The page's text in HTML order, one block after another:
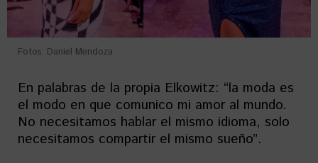
Fotos: Daniel Mendoza.
En palabras de la propia Elkowitz: “la moda es
el modo en que comunico mi amor al mundo.
No necesitamos hablar el mismo idioma, solo
necesitamos compartir el mismo sueño”.